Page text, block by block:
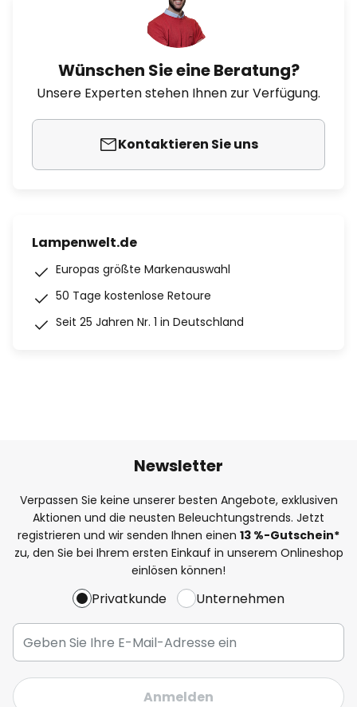
Wünschen Sie eine Beratung?
Unsere Experten stehen Ihnen zur Verfügung.
Kontaktieren Sie uns
Lampenwelt.de
Europas größte Markenauswahl
50 Tage kostenlose Retoure
Seit 25 Jahren Nr. 1 in Deutschland
Newsletter
Verpassen Sie keine unserer besten Angebote, exklusiven
Aktionen und die neusten Beleuchtungstrends. Jetzt
registrieren und wir senden Ihnen einen 13 %-Gutschein*
zu, den Sie bei Ihrem ersten Einkauf in unserem Onlineshop
einlösen können!
Privatkunde Unternehmen
Anmelden